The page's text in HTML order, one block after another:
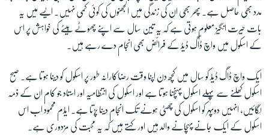
مدد بھی حاصل ہے۔ پھر بھی ان کی زندگی میں الجھنوں کی کوئی کمی نہیں۔ ایسے میں یہ
بات حیرت انگیز معلوم ہوتی ہے کہ یہ تین سال سے اپنے چھوٹے بیٹے کی خواہش پر اس
کے اسکول میں واچ ڈاگ ڈیڈ کے فرائض بھی انجام دے رہے ہیں۔
ایک واچ ڈاگ ڈیڈ کو سال میں کچھ دن اپنا وقت رضاکارانہ طور پر اسکول کو دینا ہوتا ہے۔ صبح
اسکول کھلنے سے پہلے اسکول پہنچنا ہوتا ہے اور اسکول کی انتظامیہ اور استاد جو کام ان کے ذمہ
لگائیں، انہیں دوپہر کو اسکول کی چھٹی ہونے تک انجام دینا پڑتا ہے۔ ایڈم محمود اب اس
اسکول کے ایک جانے پہچانے والد ہیں اور کہتے ہیں کہ یہ محبت کی مزدوری ہے۔